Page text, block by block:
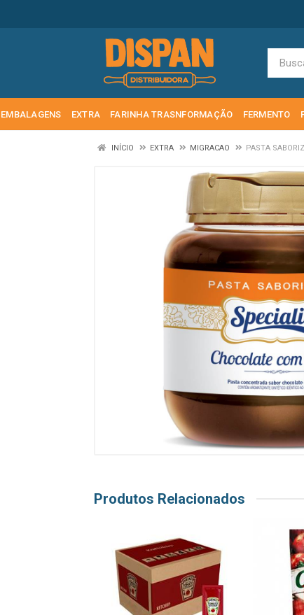
EMBALAGENS EXTRA FARINHA TRASNFORMAÇÃO FERMENTO
INÍCIO EXTRA MIGRACAO PASTA
Produtos Relacionados